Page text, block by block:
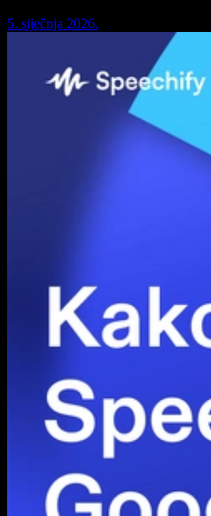
5. siječnja 2026.